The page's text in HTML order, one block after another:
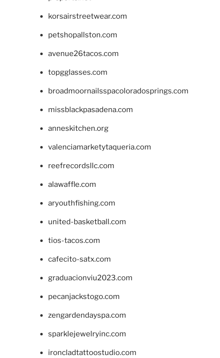
korsairstreetwear.com
petshopallston.com
avenue26tacos.com
topgglasses.com
broadmoornailsspacoloradosprings.com
missblackpasadena.com
anneskitchen.org
valenciamarketytaqueria.com
reefrecordsllc.com
alawaffle.com
aryouthfishing.com
united-basketball.com
tios-tacos.com
cafecito-satx.com
graduacionviu2023.com
pecanjackstogo.com
zengardendayspa.com
sparklejewelryinc.com
ironcladtattoostudio.com